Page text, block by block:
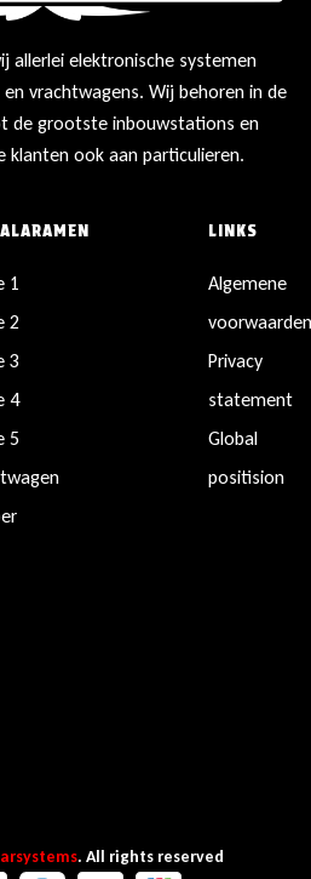
allerlei elektronische systemen
vrachtwagens. Wij behoren in de
de grootste inbouwstations en
klanten ook aan particulieren.
1
2
3
4
5
LINKS
Algemene
Privacy
statement
Global
positision
. All rights reserved